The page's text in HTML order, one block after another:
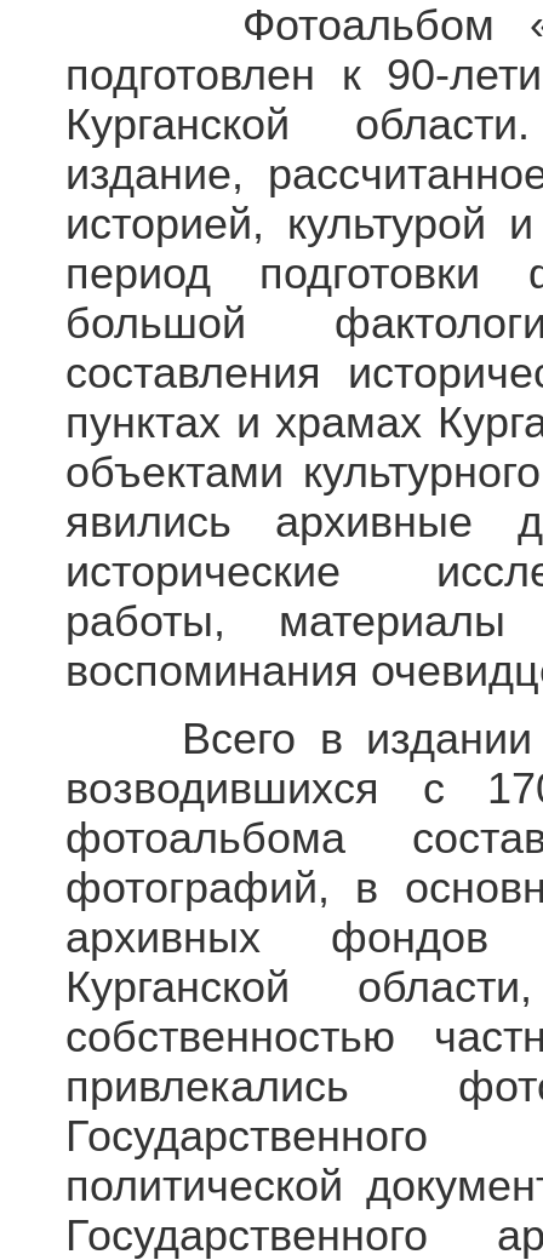
Фотоальбом
подготовлен к 90-
Курганской
издание,
историей, культурой
период
большой
составления
пунктах и храмах
объектами
явились архивные
исторические
работы, материалы
воспоминания
Всего в издании
возводившихся с
фотоальбома
фотографий, в
архивных фондов
Курганской
собственностью
привлекались
политической